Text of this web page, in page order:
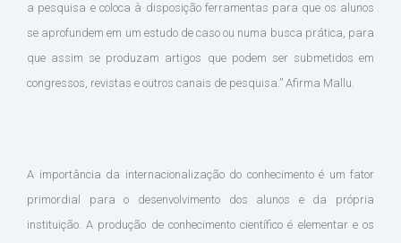
a pesquisa e coloca à disposição ferramentas para que os alunos
se aprofundem em um estudo de caso ou numa busca prática, para
que assim se produzam artigos que podem ser submetidos em
congressos, revistas e outros canais de pesquisa.” Afirma Mallu.
A importância da internacionalização do conhecimento é um fator
primordial para o desenvolvimento dos alunos e da própria
instituição. A produção de conhecimento científico é elementar e os